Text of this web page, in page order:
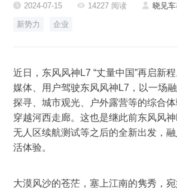
2024-07-15 14227 阅读 晓见车
新势力 企业
近日，东风风神L7 “丈量中国”再启新
媒体、用户驾驶东风风神L7，以一场
探寻、城市观光、户外露营等的综合
穿越河西走廊。这也是继此前东风风神
无人区续航测试等之后的全新出发，
活体验。
大漠风沙的苍茫，塞上江南的隽秀，